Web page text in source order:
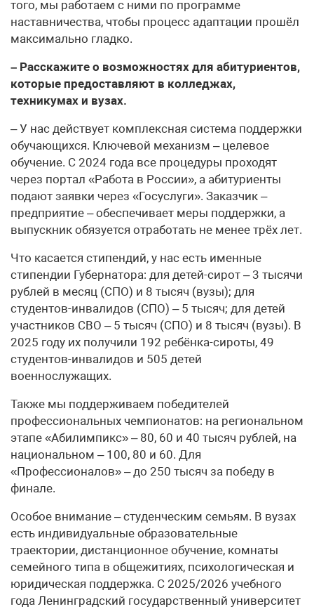
того, мы работаем с ними по программе
наставничества, чтобы процесс адаптации прошёл
максимально гладко.
– Расскажите о возможностях для абитуриентов,
которые предоставляют в колледжах,
техникумах и вузах.
– У нас действует комплексная система поддержки
обучающихся. Ключевой механизм – целевое
обучение. С 2024 года все процедуры проходят
через портал «Работа в России», а абитуриенты
подают заявки через «Госуслуги». Заказчик –
предприятие – обеспечивает меры поддержки, а
выпускник обязуется отработать не менее трёх лет.
Что касается стипендий, у нас есть именные
стипендии Губернатора: для детей-сирот – 3 тысячи
рублей в месяц (СПО) и 8 тысяч (вузы); для
студентов-инвалидов (СПО) – 5 тысяч; для детей
участников СВО – 5 тысяч (СПО) и 8 тысяч (вузы). В
2025 году их получили 192 ребёнка-сироты, 49
студентов-инвалидов и 505 детей
военнослужащих.
Также мы поддерживаем победителей
профессиональных чемпионатов: на региональном
этапе «Абилимпикс» – 80, 60 и 40 тысяч рублей, на
национальном – 100, 80 и 60. Для
«Профессионалов» – до 250 тысяч за победу в
финале.
Особое внимание – студенческим семьям. В вузах
есть индивидуальные образовательные
траектории, дистанционное обучение, комнаты
семейного типа в общежитиях, психологическая и
юридическая поддержка. С 2025/2026 учебного
года Ленинградский государственный университет